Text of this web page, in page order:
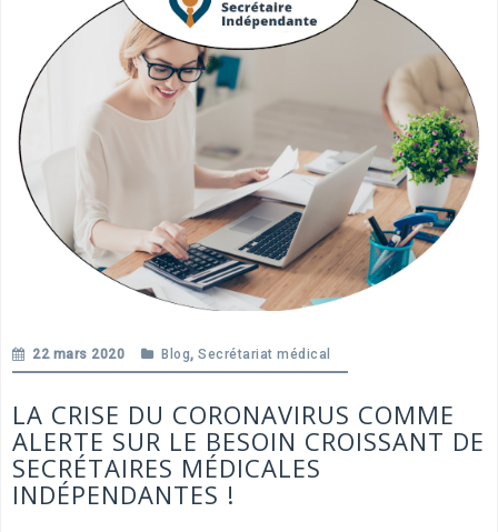
22 mars 2020 Blog, Secrétariat médical
LA CRISE DU CORONAVIRUS COMME
ALERTE SUR LE BESOIN CROISSANT DE
SECRÉTAIRES MÉDICALES
INDÉPENDANTES !